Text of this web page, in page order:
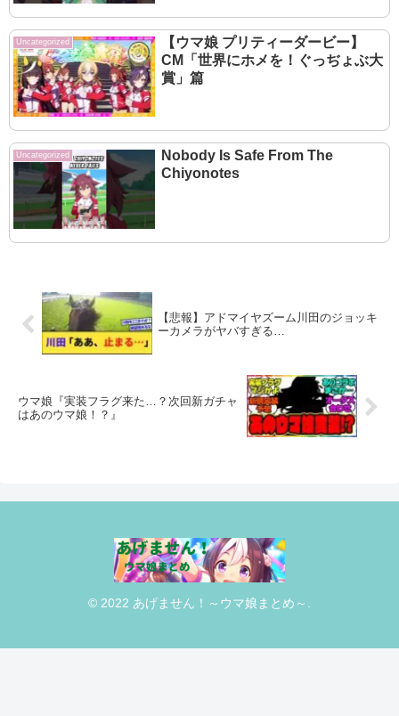
Uncategorized
【ウマ娘 プリティーダービー】
CM「世界にホメを！ぐっぢょぶ大
賞」篇
Uncategorized
Nobody Is Safe From The
Chiyonotes
【悲報】アドマイヤズーム川田のジョッキ
ーカメラがヤバすぎる…
ウマ娘『実装フラグ来た…？次回新ガチャ
はあのウマ娘！？』
© 2022 あげません！～ウマ娘まとめ～.